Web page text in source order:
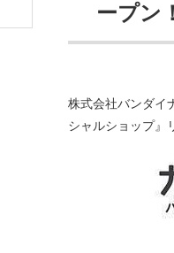
ープン！
株式会社バンダイ
シャルショップ』